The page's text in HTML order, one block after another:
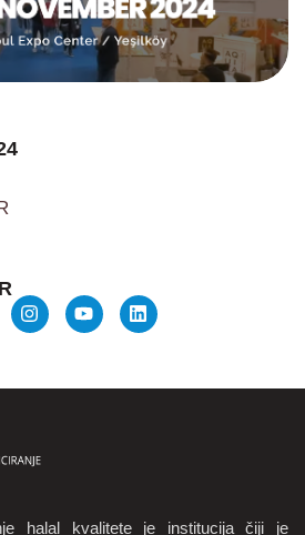
halal kvalitete je institucija čiji je